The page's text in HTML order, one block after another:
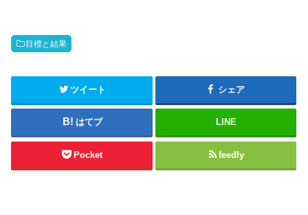
目標と結果
ツイート シェア
はてブ LINE
Pocket feedly